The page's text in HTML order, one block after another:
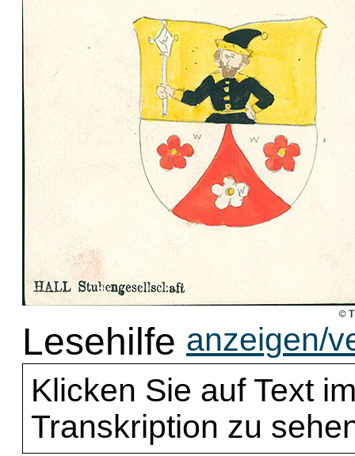
Lesehilfe anzeigen/
Klicken Sie auf Text
Transkription zu